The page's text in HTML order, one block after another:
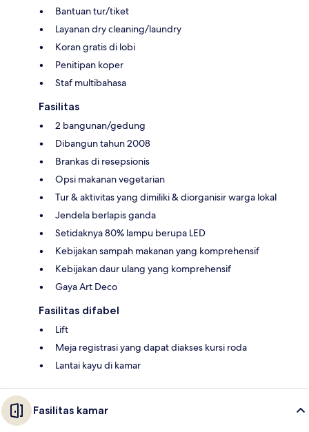
Bantuan tur/tiket
Layanan dry cleaning/laundry
Koran gratis di lobi
Penitipan koper
Staf multibahasa
Fasilitas
2 bangunan/gedung
Dibangun tahun 2008
Brankas di resepsionis
Opsi makanan vegetarian
Tur & aktivitas yang dimiliki & diorganisir warga lokal
Jendela berlapis ganda
Setidaknya 80% lampu berupa LED
Kebijakan sampah makanan yang komprehensif
Kebijakan daur ulang yang komprehensif
Gaya Art Deco
Fasilitas difabel
Lift
Meja registrasi yang dapat diakses kursi roda
Lantai kayu di kamar
Fasilitas kamar